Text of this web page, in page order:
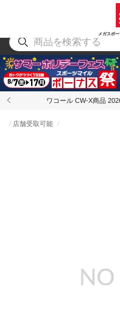
メガスポ
アウトド
ワコール CW-X商品
店舗受取可能